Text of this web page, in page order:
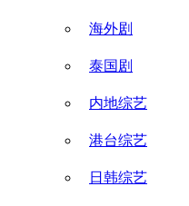
海外剧
泰国剧
内地综艺
港台综艺
日韩综艺